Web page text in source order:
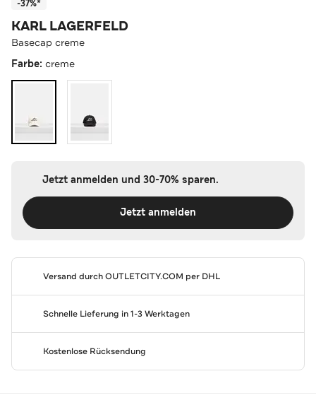
-37%*
KARL LAGERFELD
Basecap creme
Farbe: creme
Jetzt anmelden und 30-70% sparen.
Jetzt anmelden
Versand durchOUTLETCITY.COM per DHL
Schnelle Lieferung in 1-3 Werktagen
Kostenlose Rücksendung